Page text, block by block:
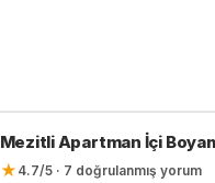
Mezitli Apartman İçi
★ 4.7/5 · 7 doğrulanmış yorum